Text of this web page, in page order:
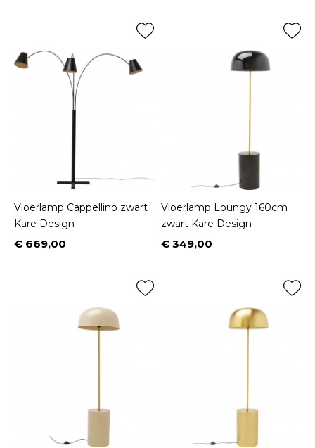
Vloerlamp Cappellino zwart
Kare Design
Prijs
€ 669,00
Vloerlamp Loungy 160cm
zwart Kare Design
Prijs
€ 349,00